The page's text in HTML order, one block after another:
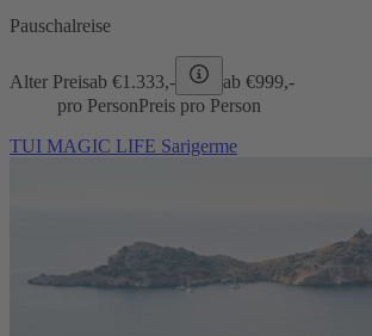
Pauschalreise
Alter Preisab €1.333,- ab €999,-
pro PersonPreis pro Person
TUI MAGIC LIFE Sarigerme